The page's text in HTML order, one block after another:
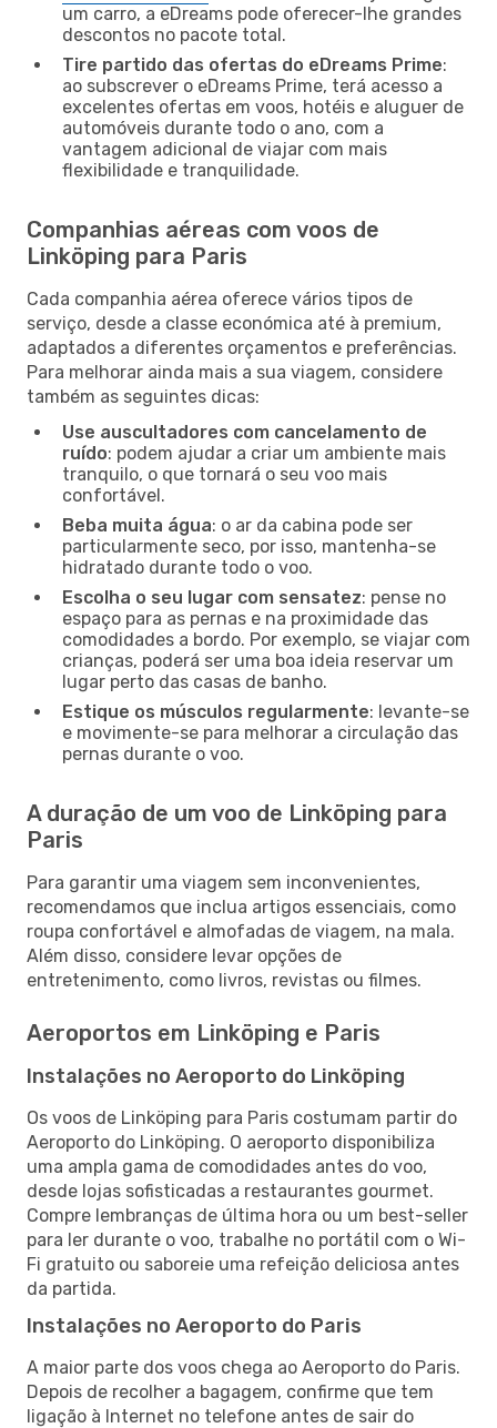
um carro, a eDreams pode oferecer-lhe grandes
descontos no pacote total.
Tire partido das ofertas do eDreams Prime:
ao subscrever o eDreams Prime, terá acesso a
excelentes ofertas em voos, hotéis e aluguer de
automóveis durante todo o ano, com a
vantagem adicional de viajar com mais
flexibilidade e tranquilidade.
Companhias aéreas com voos de
Linköping para Paris
Cada companhia aérea oferece vários tipos de
serviço, desde a classe económica até à premium,
adaptados a diferentes orçamentos e preferências.
Para melhorar ainda mais a sua viagem, considere
também as seguintes dicas:
Use auscultadores com cancelamento de
ruído: podem ajudar a criar um ambiente mais
tranquilo, o que tornará o seu voo mais
confortável.
Beba muita água: o ar da cabina pode ser
particularmente seco, por isso, mantenha-se
hidratado durante todo o voo.
Escolha o seu lugar com sensatez: pense no
espaço para as pernas e na proximidade das
comodidades a bordo. Por exemplo, se viajar com
crianças, poderá ser uma boa ideia reservar um
lugar perto das casas de banho.
Estique os músculos regularmente: levante-se
e movimente-se para melhorar a circulação das
pernas durante o voo.
A duração de um voo de Linköping para
Paris
Para garantir uma viagem sem inconvenientes,
recomendamos que inclua artigos essenciais, como
roupa confortável e almofadas de viagem, na mala.
Além disso, considere levar opções de
entretenimento, como livros, revistas ou filmes.
Aeroportos em Linköping e Paris
Instalações no Aeroporto do Linköping
Os voos de Linköping para Paris costumam partir do
Aeroporto do Linköping. O aeroporto disponibiliza
uma ampla gama de comodidades antes do voo,
desde lojas sofisticadas a restaurantes gourmet.
Compre lembranças de última hora ou um best-seller
para ler durante o voo, trabalhe no portátil com o Wi-
Fi gratuito ou saboreie uma refeição deliciosa antes
da partida.
Instalações no Aeroporto do Paris
A maior parte dos voos chega ao Aeroporto do Paris.
Depois de recolher a bagagem, confirme que tem
ligação à Internet no telefone antes de sair do